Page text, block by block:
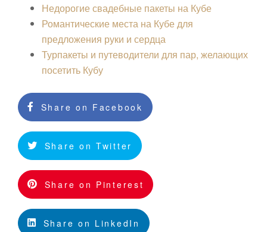
Недорогие свадебные пакеты на Кубе
Романтические места на Кубе для
предложения руки и сердца
Турпакеты и путеводители для пар, желающих
посетить Кубу
Share on Facebook
Share on Twitter
Share on Pinterest
Share on LinkedIn